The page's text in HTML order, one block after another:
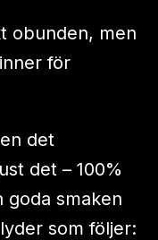
obunden, men
för
det
det – 100%
goda smaken
som följer: